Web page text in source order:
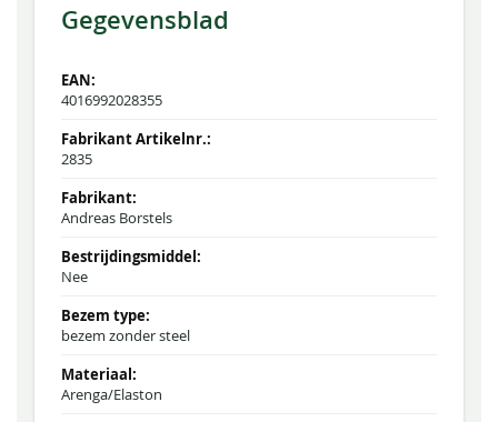
Gegevensblad
4016992028355
2835
Andreas Borstels
Nee
bezem zonder steel
Arenga/Elaston